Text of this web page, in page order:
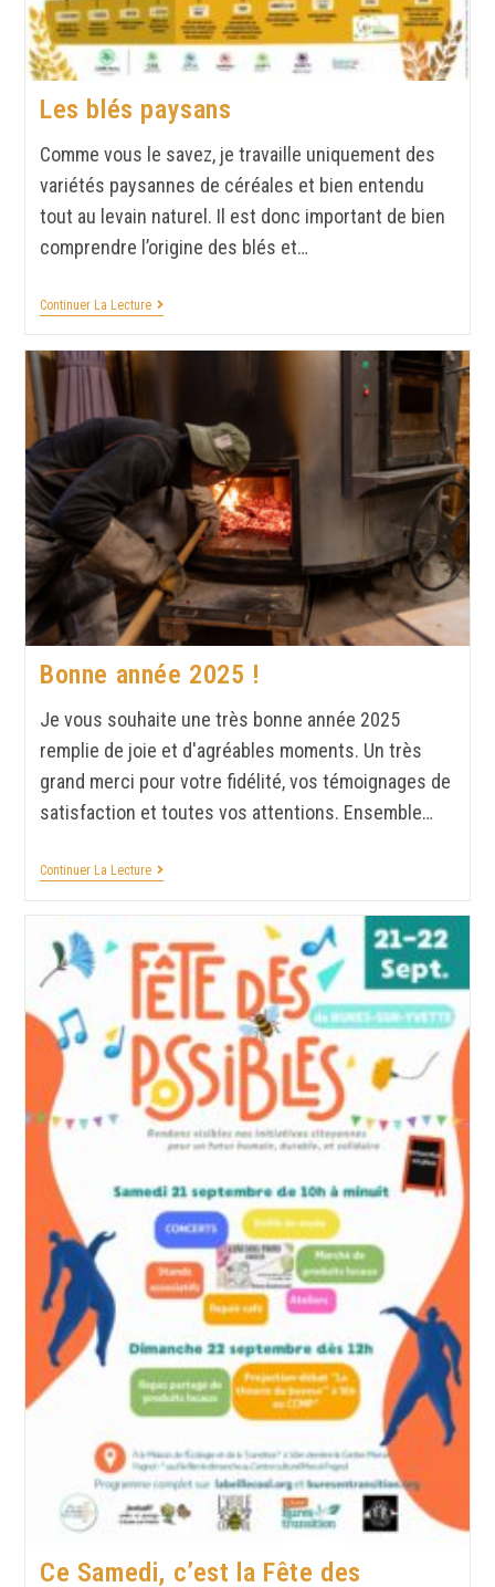
Les blés paysans
Comme vous le savez, je travaille uniquement des
variétés paysannes de céréales et bien entendu
tout au levain naturel. Il est donc important de bien
comprendre l’origine des blés et…
Continuer La Lecture
Bonne année 2025 !
Je vous souhaite une très bonne année 2025
remplie de joie et d'agréables moments. Un très
grand merci pour votre fidélité, vos témoignages de
satisfaction et toutes vos attentions. Ensemble…
Continuer La Lecture
Ce Samedi, c’est la Fête des